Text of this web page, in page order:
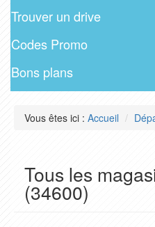
Trouver un drive
Codes Promo
Bons plans
Vous êtes ici : Accueil
Tous les
(34600)